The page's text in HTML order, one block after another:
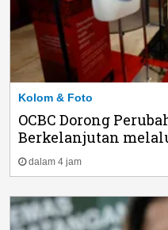
Kolom & Foto
OCBC Dorong
Berkelanjutan
dalam 4 jam